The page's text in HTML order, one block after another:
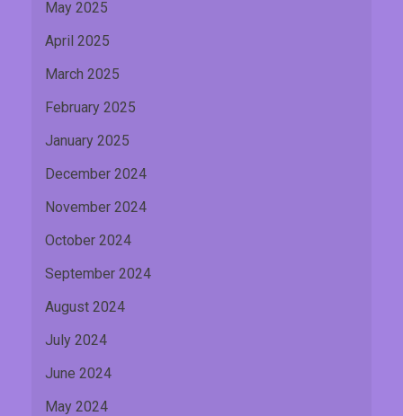
May 2025
April 2025
March 2025
February 2025
January 2025
December 2024
November 2024
October 2024
September 2024
August 2024
July 2024
June 2024
May 2024